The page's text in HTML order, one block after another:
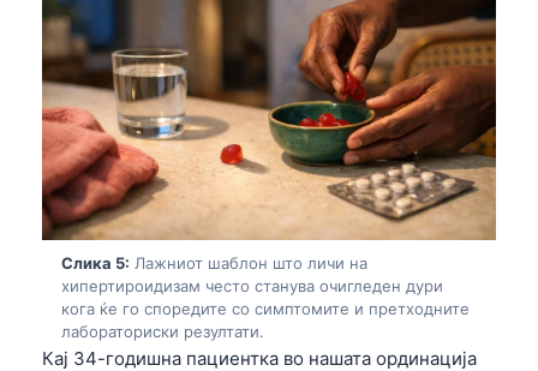
Слика 5: Лажниот шаблон што личи на
хипертироидизам често станува очигледен дури
кога ќе го споредите со симптомите и претходните
лабораториски резултати.
Кај 34-годишна пациентка во нашата ординација
Кыргызча
Татар теле
Беларуская мова
Esperanto
Frysk
Ślōnskŏ gŏdka
Norsk bokmål